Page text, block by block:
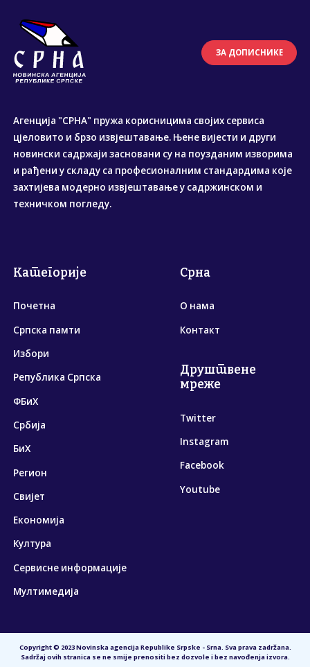
ЗА ДОПИСНИКЕ
Агенција "СРНА" пружа корисницима својих сервиса
цјеловито и брзо извјештавање. Њене вијести и други
новински садржаји засновани су на поузданим изворима
и рађени у складу са професионалним стандардима које
захтијева модерно извјештавање у садржинском и
техничком погледу.
Категорије
Почетна
Српска памти
Избори
Република Српска
ФБиХ
Србија
БиХ
Регион
Свијет
Економија
Култура
Сервисне информације
Мултимедија
Срна
О нама
Контакт
Друштвене
мреже
Twitter
Instagram
Facebook
Youtube
Copyright © 2023 Novinska agencija Republike Srpske - Srna. Sva prava zadržana.
Sadržaj ovih stranica se ne smije prenositi bez dozvole i bez navođenja izvora.